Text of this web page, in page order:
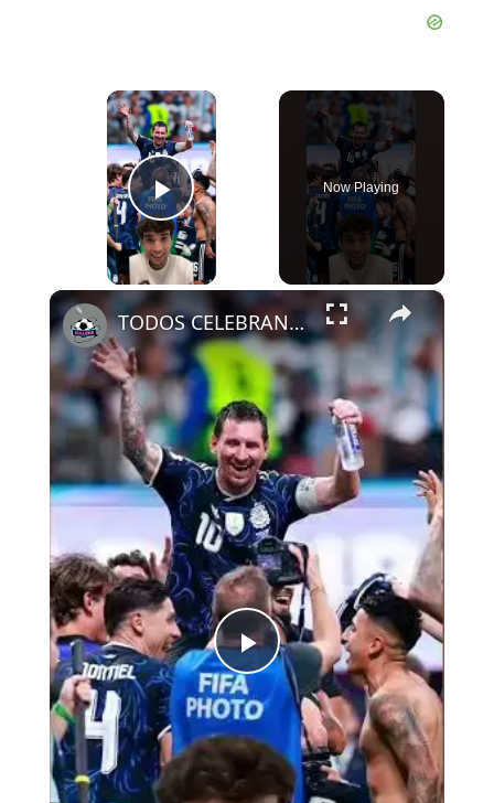
×
Play Video
Now Playing
×
Play
Video
TODOS CELEBRAN CON MESSI